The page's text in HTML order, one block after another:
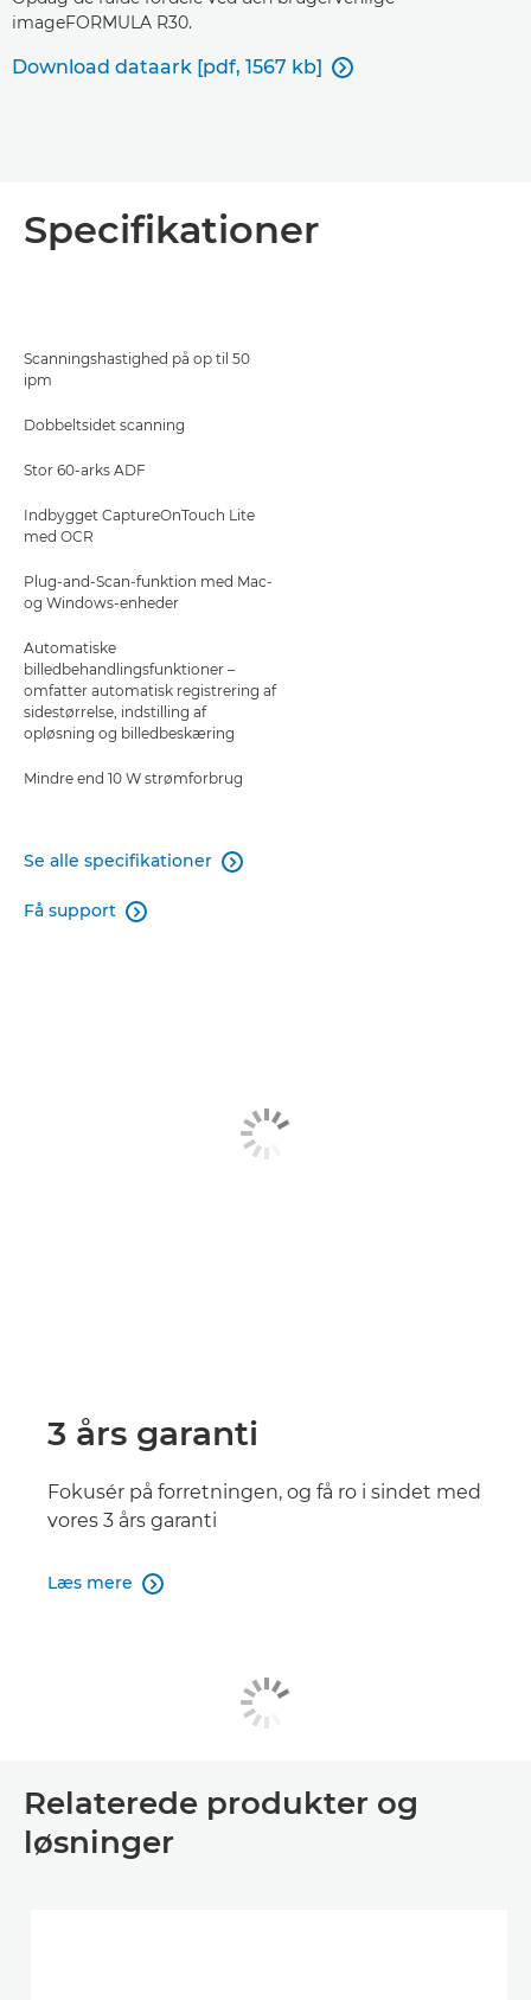
imageFORMULA R30.
Download dataark [pdf, 1567 kb] 
Specifikationer
Scanningshastighed på op til 50
ipm
Dobbeltsidet scanning
Stor 60-arks ADF
Indbygget CaptureOnTouch Lite
med OCR
Plug-and-Scan-funktion med Mac-
og Windows-enheder
Automatiske
billedbehandlingsfunktioner –
omfatter automatisk registrering af
sidestørrelse, indstilling af
opløsning og billedbeskæring
Mindre end 10 W strømforbrug
Se alle specifikationer 
Få support 
3 års garanti
Fokusér på forretningen, og få ro i sindet med
vores 3 års garanti
Læs mere 
Relaterede produkter og
løsninger